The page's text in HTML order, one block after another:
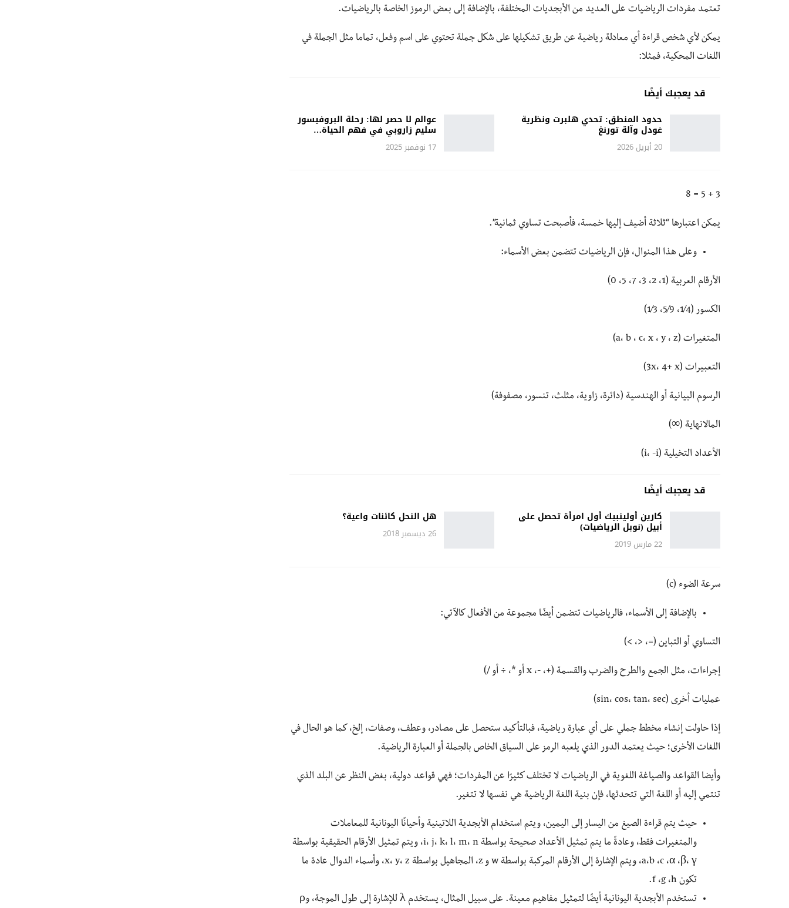
تعتمد مفردات الرياضيات على العديد من الأبجديات المختلفة، بالإضافة إلى بعض الرموز الخاصة بالرياضيات.
يمكن لأي شخص قراءة أي معادلة رياضية عن طريق تشكيلها على شكل جملة تحتوي على اسم وفعل، تماما مثل الجملة في
اللغات المحكية، فمثلا:
قد يعجبك أيضًا
حدود المنطق: تحدي هلبرت ونظرية
غودل وآلة تورنغ
20 أبريل 2026
عوالم لا حصر لها: رحلة البروفيسور
سليم زاروبي في فهم الحياة…
17 نوفمبر 2025
3 + 5 = 8
يمكن اعتبارها “ثلاثة أضيف إليها خمسة، فأصبحت تساوي ثمانية”.
وعلى هذا المنوال، فإن الرياضيات تتضمن بعض الأسماء:
الأرقام العربية (1، 2، 3، 7، 5، 0)
الكسور (1⁄4، 5⁄9، 1⁄3)
المتغيرات (a، b ، c، x ، y ، z)
التعبيرات (3x، 4+ x)
الرسوم البيانية أو الهندسية (دائرة، زاوية، مثلث، تنسور، مصفوفة)
المالانهاية (∞)
الأعداد التخيلية (i، -i)
قد يعجبك أيضًا
كارين أولينبيك أول امرأة تحصل على
أبيل (نوبل الرياضيات)
22 مارس 2019
هل النحل كائنات واعية؟
26 ديسمبر 2018
سرعة الضوء (c)
بالإضافة إلى الأسماء، فالرياضيات تتضمن أيضًا مجموعة من الأفعال كالآتي:
التساوي أو التباين (=، <، >)
إجراءات، مثل الجمع والطرح والضرب والقسمة (+، -، x أو *، ÷ أو /)
عمليات أخرى (sin، cos، tan، sec)
إذا حاولت إنشاء مخطط جملي على أي عبارة رياضية، فبالتأكيد ستحصل على مصادر، وعطف، وصفات، إلخ، كما هو الحال في
اللغات الأخرى؛ حيث يعتمد الدور الذي يلعبه الرمز على السياق الخاص بالجملة أو العبارة الرياضية.
وأيضا القواعد والصياغة اللغوية في الرياضيات لا تختلف كثيرًا عن المفردات؛ فهي قواعد دولية، بغض النظر عن البلد الذي
تنتمي إليه أو اللغة التي تتحدثها، فإن بنية اللغة الرياضية هي نفسها لا تتغير.
حيث يتم قراءة الصيغ من اليسار إلى اليمين، ويتم استخدام الأبجدية اللاتينية وأحيانًا اليونانية للمعاملات
والمتغيرات فقط، وعادةً ما يتم تمثيل الأعداد صحيحة بواسطة i، j، k، l، m، n، ويتم تمثيل الأرقام الحقيقية بواسطة
a،b ،c ،α ،β، γ، ويتم الإشارة إلى الأرقام المركبة بواسطة w و z، المجاهيل بواسطة x، y، z، وأسماء الدوال عادة ما
تكون f ،g ،h.
تستخدم الأبجدية اليونانية أيضًا لتمثيل مفاهيم معينة. على سبيل المثال، يستخدم λ للإشارة إلى طول الموجة، وρ